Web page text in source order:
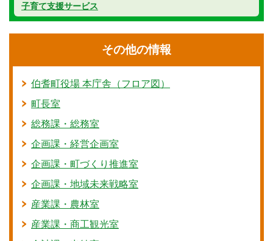
子育て支援サービス
その他の情報
伯耆町役場 本庁舎（フロア図）
町長室
総務課・総務室
企画課・経営企画室
企画課・町づくり推進室
企画課・地域未来戦略室
産業課・農林室
産業課・商工観光室